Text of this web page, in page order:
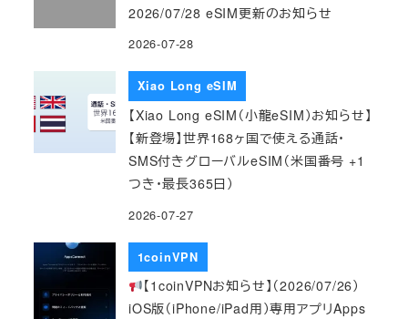
2026/07/28 eSIM更新のお知らせ
2026-07-28
Xiao Long eSIM
【Xiao Long eSIM（小龍eSIM）お知らせ】
【新登場】世界168ヶ国で使える通話・
SMS付きグローバルeSIM（米国番号 +1
つき・最長365日）
2026-07-27
1coinVPN
【1coinVPNお知らせ】（2026/07/26）
iOS版（iPhone/iPad用）専用アプリApps